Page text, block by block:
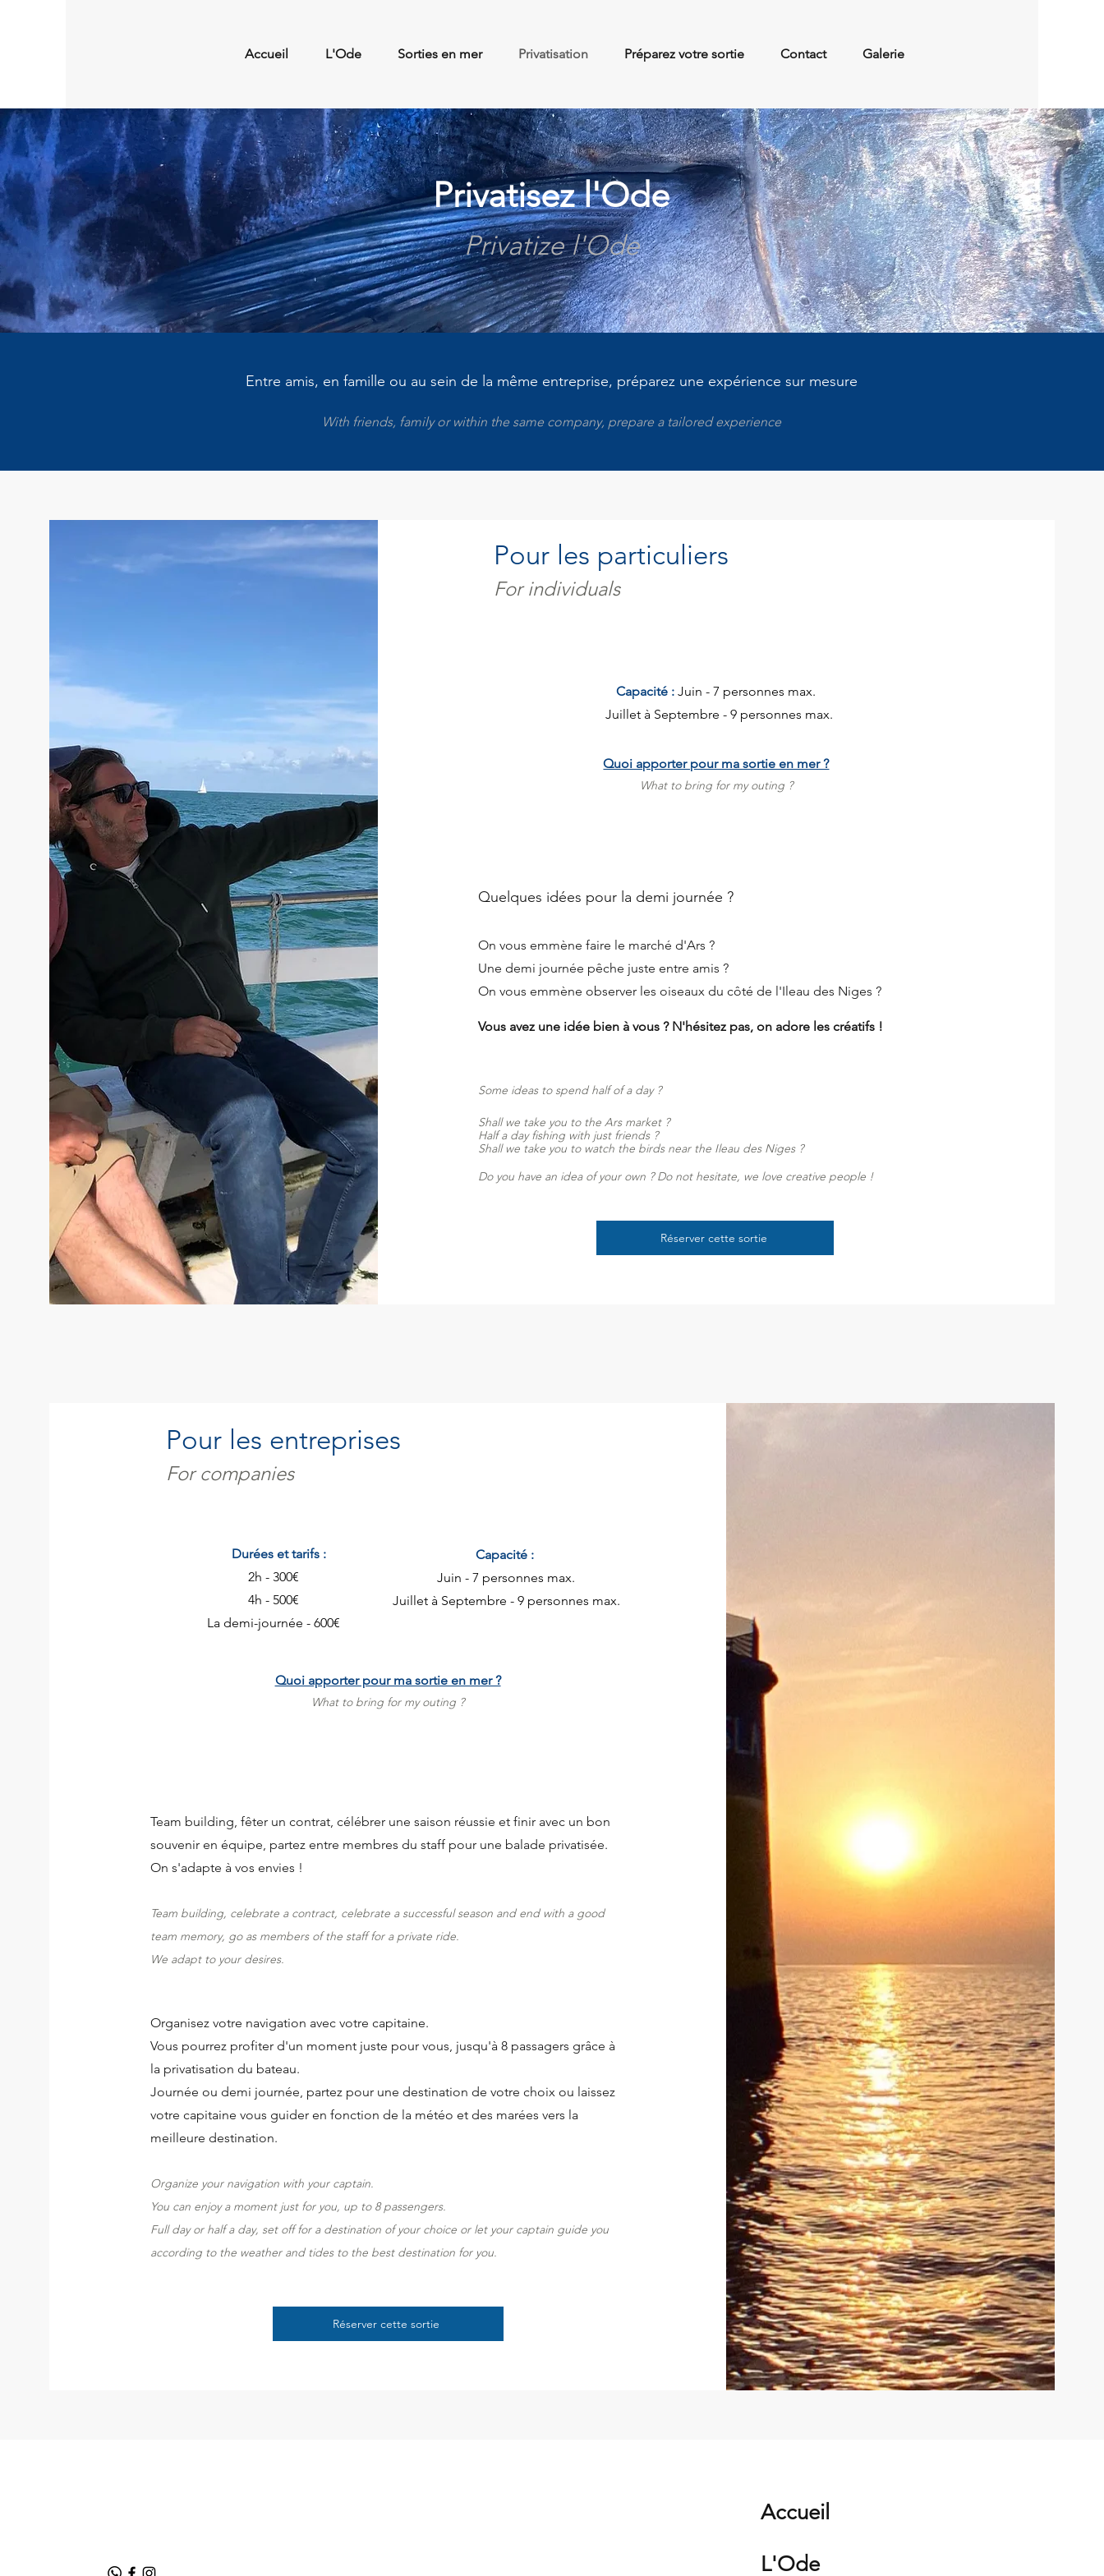
Accueil L'Ode Sorties en mer Privatisation Préparez votre sortie Contact Galerie
Privatisez l'Ode
Privatize l'Ode
Entre amis, en famille ou au sein de la même entreprise, préparez une expérience sur mesure
With friends, family or within the same company, prepare a tailored experience
Pour les particuliers
For individuals
Capacité : Juin - 7 personnes max.
Juillet à Septembre - 9 personnes max.
Quoi apporter pour ma sortie en mer ?
What to bring for my outing ?
Quelques idées pour la demi journée ?
On vous emmène faire le marché d'Ars ?
Une demi journée pêche juste entre amis ?
On vous emmène observer les oiseaux du côté de l'Ileau des Niges ?
Vous avez une idée bien à vous ? N'hésitez pas, on adore les créatifs !
Some ideas to spendhalf of a day ?
Shall we take you to the Ars market ?
Half a day fishing with just friends ?
Shall we take you to watch the birds near the Ileau des Niges ?
Do you have an idea of your own ? Do not hesitate, we love creative people !
Réserver cette sortie
Pour les entreprises
For companies
Durées et tarifs :
2h - 300€
4h - 500€
La demi-journée - 600€
Capacité :
Juin - 7 personnes max.
Juillet à Septembre - 9 personnes max.
Quoi apporter pour ma sortie en mer ?
What to bring for my outing ?
Team building, fêter un contrat, célébrer une saison réussie et finir avec un bon
souvenir en équipe, partez entre membres du staff pour une balade privatisée.
On s'adapte à vos envies !
Team building, celebrate a contract, celebrate a successful season and end with a good
team memory, go as members of the staff for a private ride.
We adapt to your desires.
Organisez votre navigation avec votre capitaine.
Vous pourrez profiter d'un moment juste pour vous, jusqu'à 8 passagers grâce à
la privatisation du bateau.
Journée ou demi journée, partez pour une destination de votre choix ou laissez
votre capitaine vous guider en fonction de la météo et des marées vers la
meilleure destination.
Organize your navigation with your captain.
You can enjoy a moment just for you, up to 8 passengers.
Full day or half a day, set off for a destination of your choice or let your captain guide you
according to the weather and tides to the best destination for you.
Réserver cette sortie
Accueil
L'Ode